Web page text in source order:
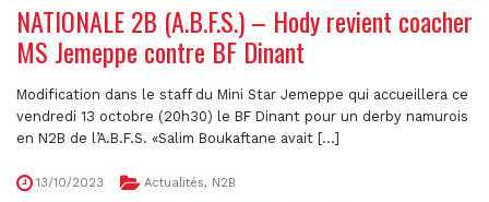
NATIONALE 2B (A.B.F.S.) – Hody revient coacher
MS Jemeppe contre BF Dinant
Modification dans le staff du Mini Star Jemeppe qui accueillera ce
vendredi 13 octobre (20h30) le BF Dinant pour un derby namurois
en N2B de l’A.B.F.S. «Salim Boukaftane avait [...]
13/10/2023 Actualités, N2B